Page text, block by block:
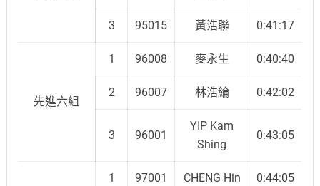
3 95015 黃浩聯 0:41:17
先進六組
1 96008 麥永生 0:40:40
2 96007 林浩綸 0:42:02
3 96001
YIP Kam
Shing
0:43:05
1 97001 CHENG Hin 0:44:05